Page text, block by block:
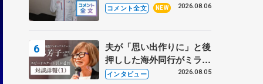
【みなとアクルス杯SP】
コメント全文 NEW 2026.08.06
夫が「思い出作りに」と後
押しした海外同行がミラノ
まで… 繁華街のリンクで
インタビュー 2026.08.05